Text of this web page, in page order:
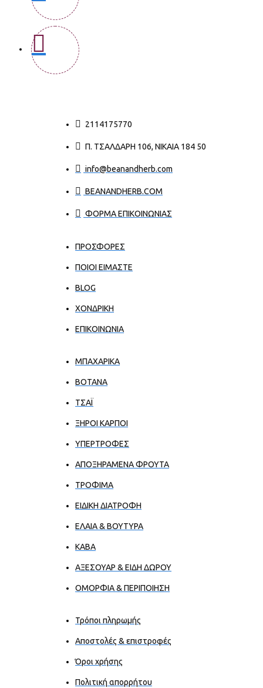
2114175770
Π. ΤΣΑΛΔΆΡΗ 106, ΝΊΚΑΙΑ 184 50
info@beanandherb.com
BEANANDHERB.COM
ΦΟΡΜΑ ΕΠΙΚΟΙΝΩΝΙΑΣ
ΠΡΟΣΦΟΡΕΣ
ΠΟΙΟΙ ΕΊΜΑΣΤΕ
BLOG
ΧΟΝΔΡΙΚΉ
ΕΠΙΚΟΙΝΩΝΊΑ
ΜΠΑΧΑΡΙΚΑ
ΒΟΤΑΝΑ
ΤΣΑΪ
ΞΗΡΟΙ ΚΑΡΠΟΙ
ΥΠΕΡΤΡΟΦΕΣ
ΑΠΟΞΗΡΑΜΕΝΑ ΦΡΟΥΤΑ
ΤΡΟΦΙΜΑ
ΕΙΔΙΚΗ ΔΙΑΤΡΟΦΗ
ΕΛΑΙΑ & ΒΟΥΤΥΡΑ
ΚΑΒΑ
ΑΞΕΣΟΥΑΡ & ΕΙΔΗ ΔΩΡΟΥ
ΟΜΟΡΦΙΑ & ΠΕΡΙΠΟΙΗΣΗ
Τρόποι πληρωμής
Αποστολές & επιστροφές
Όροι χρήσης
Πολιτική απορρήτου